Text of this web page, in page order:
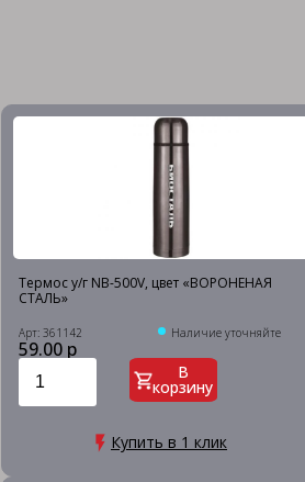
Термос у/г NB-500V, цвет «ВОРОНЕНАЯ
СТАЛЬ»
Арт: 361142 Наличие уточняйте
59.00 р
В
корзину
Купить в 1 клик